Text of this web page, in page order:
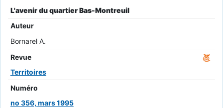
L'avenir du quartier Bas-Montreuil
Auteur
Bornarel A.
Revue
Territoires
Numéro
no 356, mars 1995